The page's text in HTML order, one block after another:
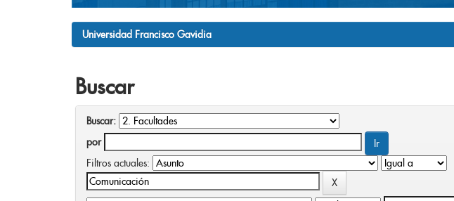
Universidad Francisco Gavidia
Buscar
Buscar:
por
Filtros actuales: